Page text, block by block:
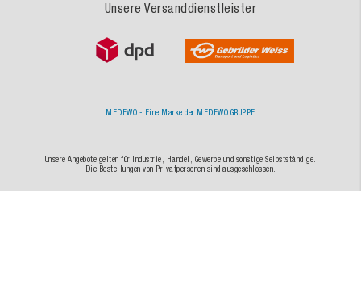
Unsere Versanddienstleister
MEDEWO - Eine Marke der MEDEWO GRUPPE
Unsere Angebote gelten für Industrie, Handel, Gewerbe und sonstige Selbstständige.
Die Bestellungen von Privatpersonen sind ausgeschlossen.